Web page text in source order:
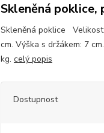
Skleněná poklice,
Skleněná poklice
cm. Výška s držákem: 7
kg. celý popis
Dostupnost